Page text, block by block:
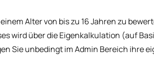
Alter von bis zu 16 Jahren zu
wird über die Eigenkalkulation (auf
Sie unbedingt im Admin Bereich ihre